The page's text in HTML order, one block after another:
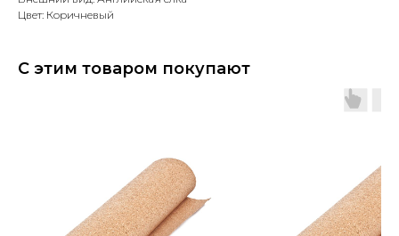
Цвет: Коричневый
С этим товаром покупают